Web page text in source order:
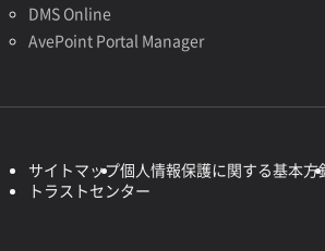
DMS Online
AvePoint Portal Manager
サイトマップ個人情報保護に関する基本方
トラストセンター